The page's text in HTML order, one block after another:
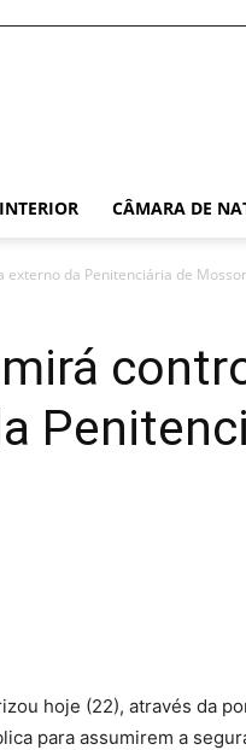
INTERIOR CÂMARA DE
externo da Penitenciária de
hoje (22), através da
para assumirem a